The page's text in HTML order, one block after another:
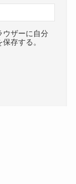
ウザーに自分
存する。